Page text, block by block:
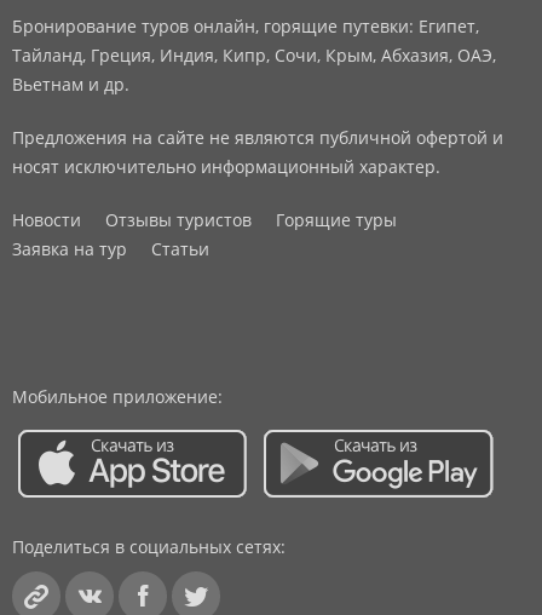
Бронирование туров онлайн, горящие путевки: Египет,
Тайланд, Греция, Индия, Кипр, Сочи, Крым, Абхазия, ОАЭ,
Вьетнам и др.
Предложения на сайте не являются публичной офертой и
носят исключительно информационный характер.
Новости Отзывы туристов
Горящие туры
Заявка на тур
Статьи
Мобильное приложение:
Поделиться в социальных сетях: